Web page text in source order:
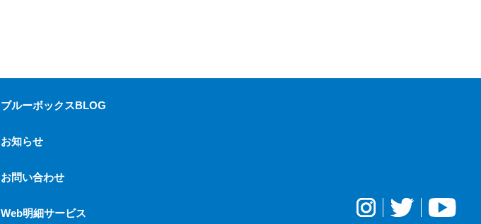
ブルーボックスBLOG
お知らせ
お問い合わせ
Web明細サービス